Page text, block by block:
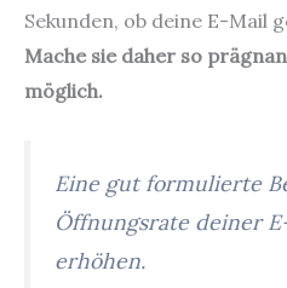
Sekunden, ob deine E-Mail
Mache sie daher so
möglich.
Eine gut formulierte
Öffnungsrate deiner
erhöhen.